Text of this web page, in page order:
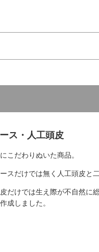
ス・人工頭皮
こだわりぬいた商品。
スだけでは無く人工頭皮と
だけでは生え際が不自然に
成しました。